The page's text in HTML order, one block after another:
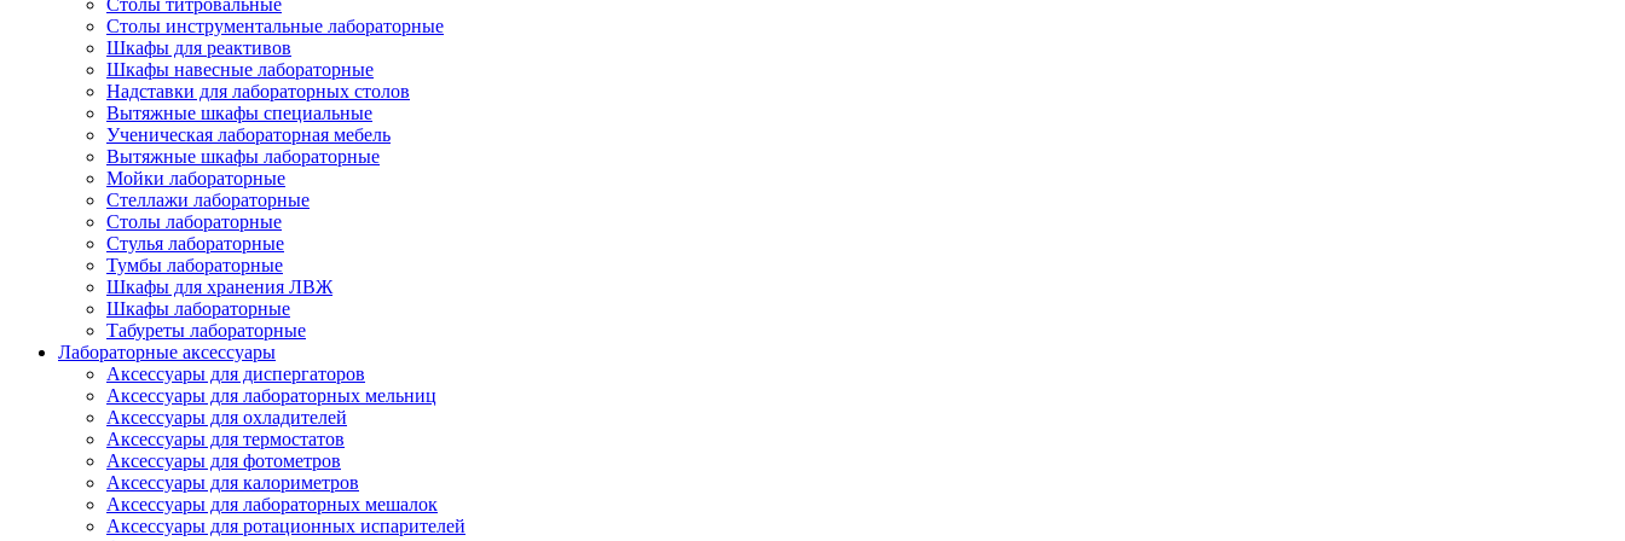
Столы титровальные
Столы инструментальные лабораторные
Шкафы для реактивов
Шкафы навесные лабораторные
Надставки для лабораторных столов
Вытяжные шкафы специальные
Ученическая лабораторная мебель
Вытяжные шкафы лабораторные
Мойки лабораторные
Стеллажи лабораторные
Столы лабораторные
Стулья лабораторные
Тумбы лабораторные
Шкафы для хранения ЛВЖ
Шкафы лабораторные
Табуреты лабораторные
Лабораторные аксессуары
Аксессуары для диспергаторов
Аксессуары для лабораторных мельниц
Аксессуары для охладителей
Аксессуары для термостатов
Аксессуары для фотометров
Аксессуары для калориметров
Аксессуары для лабораторных мешалок
Аксессуары для ротационных испарителей